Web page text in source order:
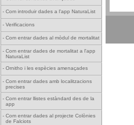
- Com introduir dades a l'app NaturaList
- Verificacions
- Com entrar dades al mòdul de mortalitat
- Com entrar dades de mortalitat a l'app
NaturaList
- Ornitho i les espècies amenaçades
- Com entrar dades amb localitzacions
precises
- Com entrar llistes estàndard des de la
app
- Com entrar dades al projecte Colònies
de Falciots